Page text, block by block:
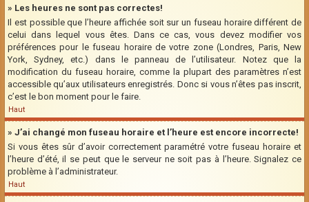
» Les heures ne sont pas correctes!
Il est possible que l’heure affichée soit sur un fuseau horaire différent de
celui dans lequel vous êtes. Dans ce cas, vous devez modifier vos
préférences pour le fuseau horaire de votre zone (Londres, Paris, New
York, Sydney, etc.) dans le panneau de l’utilisateur. Notez que la
modification du fuseau horaire, comme la plupart des paramètres n’est
accessible qu’aux utilisateurs enregistrés. Donc si vous n’êtes pas inscrit,
c’est le bon moment pour le faire.
Haut
» J’ai changé mon fuseau horaire et l’heure est encore incorrecte!
Si vous êtes sûr d’avoir correctement paramétré votre fuseau horaire et
l’heure d’été, il se peut que le serveur ne soit pas à l’heure. Signalez ce
problème à l’administrateur.
Haut